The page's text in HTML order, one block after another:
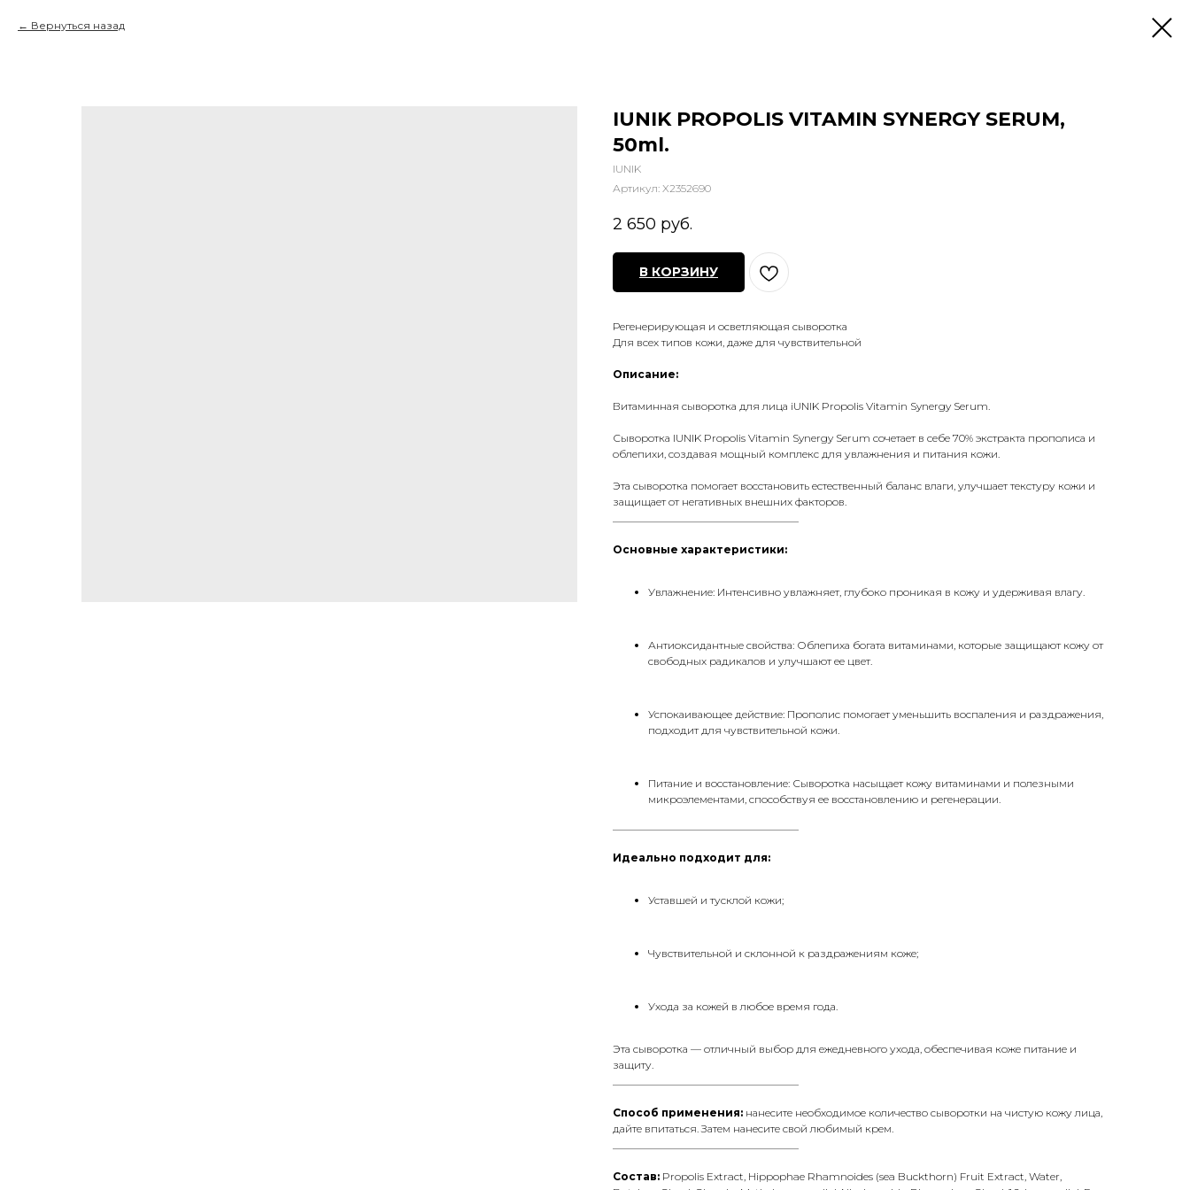
Вернуться назад
IUNIK PROPOLIS VITAMIN SYNERGY SERUM,
50ml.
IUNIK
Артикул: X2352690
2 650 руб.
В КОРЗИНУ
Регенерирующая и осветляющая сыворотка
Для всех типов кожи, даже для чувствительной
Описание:
Витаминная сыворотка для лица iUNIK Propolis Vitamin Synergy Serum.
Сыворотка IUNIK Propolis Vitamin Synergy Serum сочетает в себе 70% экстракта прополиса и
облепихи, создавая мощный комплекс для увлажнения и питания кожи.
Эта сыворотка помогает восстановить естественный баланс влаги, улучшает текстуру кожи и
защищает от негативных внешних факторов.
Основные характеристики:
Увлажнение: Интенсивно увлажняет, глубоко проникая в кожу и удерживая влагу.
Антиоксидантные свойства: Облепиха богата витаминами, которые защищают кожу от
свободных радикалов и улучшают ее цвет.
Успокаивающее действие: Прополис помогает уменьшить воспаления и раздражения,
подходит для чувствительной кожи.
Питание и восстановление: Сыворотка насыщает кожу витаминами и полезными
микроэлементами, способствуя ее восстановлению и регенерации.
Идеально подходит для:
Уставшей и тусклой кожи;
Чувствительной и склонной к раздражениям коже;
Ухода за кожей в любое время года.
Эта сыворотка — отличный выбор для ежедневного ухода, обеспечивая коже питание и
защиту.
Способ применения: нанесите необходимое количество сыворотки на чистую кожу лица,
дайте впитаться. Затем нанесите свой любимый крем.
Состав: Propolis Extract, Hippophae Rhamnoides (sea Buckthorn) Fruit Extract, Water,